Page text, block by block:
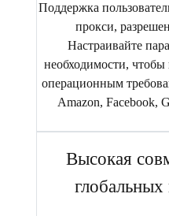
Поддержка
прокси,
Настраивайте
необходимости, чтобы
операционным
Amazon, Facebook,
Высокая
глобальных